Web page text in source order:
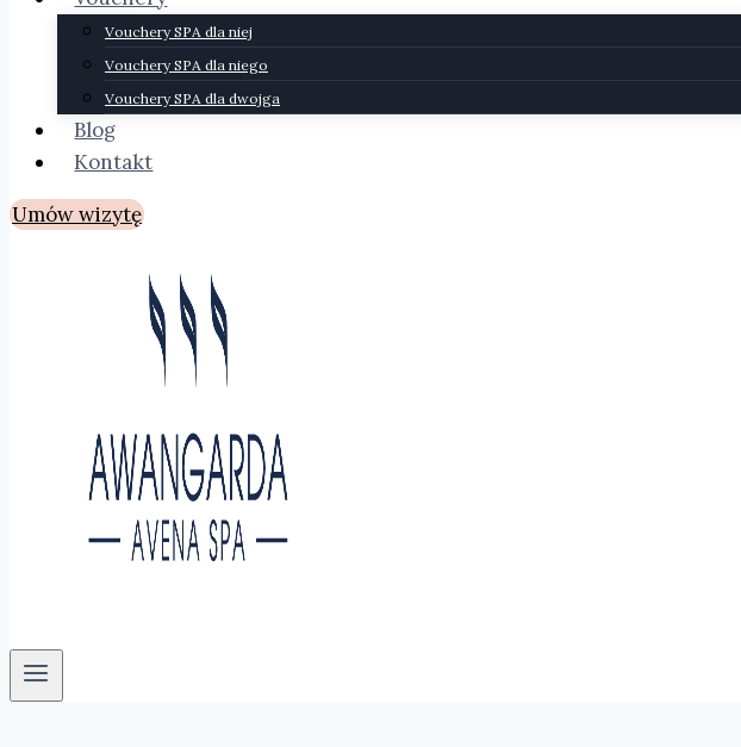
Vouchery SPA dla niej
Vouchery SPA dla niego
Vouchery SPA dla dwojga
Blog
Kontakt
Umów wizytę